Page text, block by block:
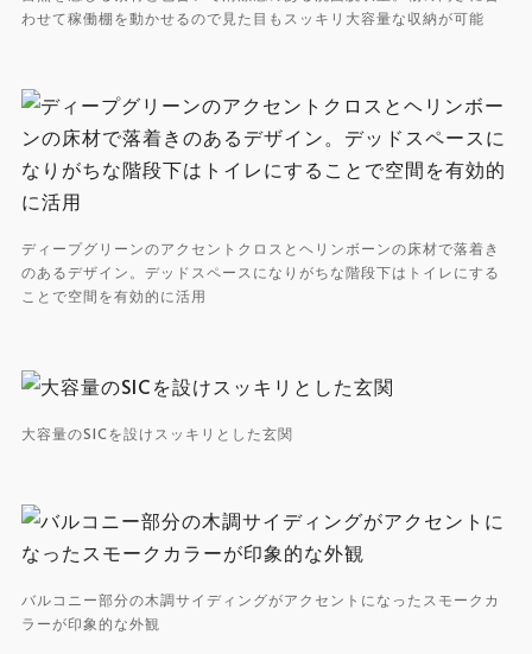
わせて稼働棚を動かせるので見た目もスッキリ大容量な収納が可能
ディープグリーンのアクセントクロスとヘリンボーンの床材で落着き
のあるデザイン。デッドスペースになりがちな階段下はトイレにする
ことで空間を有効的に活用
大容量のSICを設けスッキリとした玄関
バルコニー部分の木調サイディングがアクセントになったスモークカ
ラーが印象的な外観